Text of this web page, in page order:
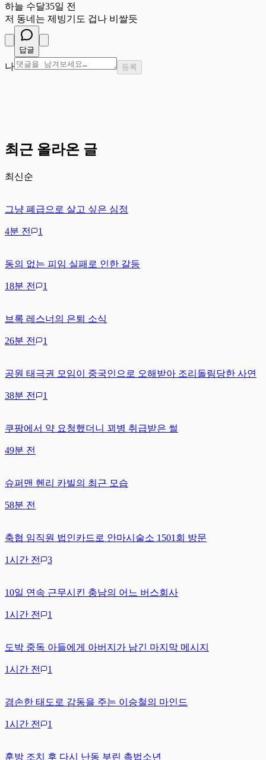
하늘 수달35일 전
저 동네는 제빙기도 겁나 비쌀듯
답글
나 등록
최근 올라온 글
최신순
그냥 폐급으로 살고 싶은 심정
4분 전 1
동의 없는 피임 실패로 인한 갈등
18분 전 1
브록 레스너의 은퇴 소식
26분 전 1
공원 태극권 모임이 중국인으로 오해받아 조리돌림당한 사연
38분 전 1
쿠팡에서 약 요청했더니 꾀병 취급받은 썰
49분 전
슈퍼맨 헨리 카빌의 최근 모습
58분 전
축협 임직원 법인카드로 안마시술소 1501회 방문
1시간 전 3
10일 연속 근무시킨 충남의 어느 버스회사
1시간 전 1
도박 중독 아들에게 아버지가 남긴 마지막 메시지
1시간 전 1
겸손한 태도로 감동을 주는 이승철의 마인드
1시간 전 1
훈방 조치 후 다시 난동 부린 촉법소년